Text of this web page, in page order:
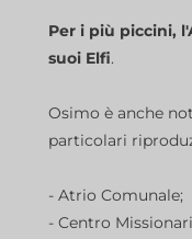
Per i più piccini,
suoi Elfi.
Osimo è anche
particolari
- Atrio Comunale;
- Centro